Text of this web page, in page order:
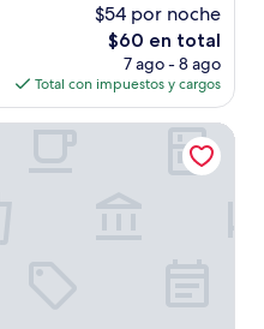
$54 por noche
El
precio
actual
es
de
$60 en total
7 ago - 8 ago
Total con impuestos y cargos